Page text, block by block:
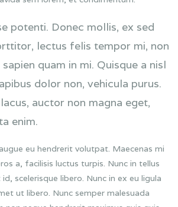
potenti. Donec mollis, ex sed
lectus felis tempor mi, non
quam in mi. Quisque a nisl
dolor non, vehicula purus.
auctor non magna eget,
enim.
eu hendrerit volutpat. Maecenas mi
a, facilisis luctus turpis. Nunc in tellus
scelerisque libero. Nunc in ex eu ligula
ut libero. Nunc semper malesuada